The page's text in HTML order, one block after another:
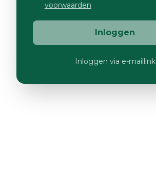
voorwaarden
Inloggen
Inloggen via e-maillink